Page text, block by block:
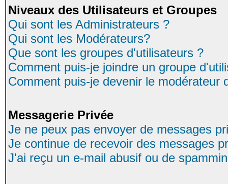
Niveaux des Utilisateurs et Groupes
Qui sont les Administrateurs ?
Qui sont les Modérateurs?
Que sont les groupes d'utilisateurs ?
Comment puis-je joindre un groupe
Comment puis-je devenir le modérateur
Messagerie Privée
Je ne peux pas envoyer de messages
Je continue de recevoir des messages
J'ai reçu un e-mail abusif ou de